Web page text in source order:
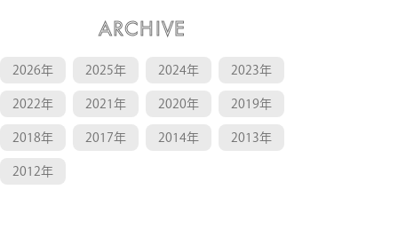
ARCHIVE
2026年 2025年 2024年 2023年
2022年 2021年 2020年 2019年
2018年 2017年 2014年 2013年
2012年